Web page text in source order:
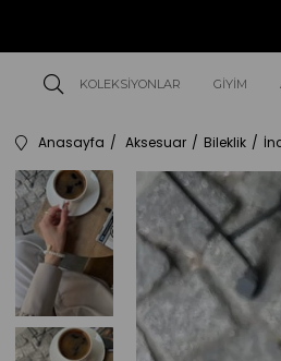
KOLEKSIYONLAR GIYIM
Anasayfa Aksesuar Bileklik